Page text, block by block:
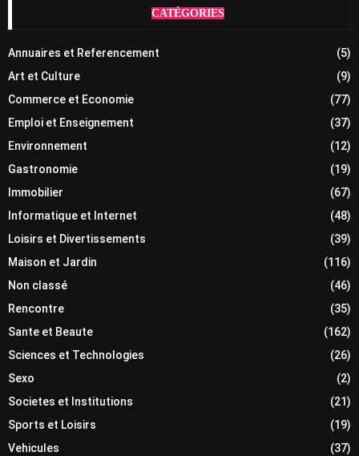
CATÉGORIES
Annuaires et Referencement
(5)
Art et Culture
(9)
Commerce et Economie
(77)
Emploi et Enseignement
(37)
Environnement
(12)
Gastronomie
(19)
Immobilier
(67)
Informatique et Internet
(48)
Loisirs et Divertissements
(39)
Maison et Jardin
(116)
Non classé
(46)
Rencontre
(35)
Sante et Beaute
(162)
Sciences et Technologies
(26)
Sexo
(2)
Societes et Institutions
(21)
Sports et Loisirs
(19)
Vehicules
(37)